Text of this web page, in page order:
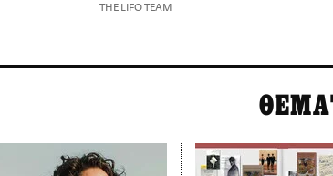
THE LIFO TEAM